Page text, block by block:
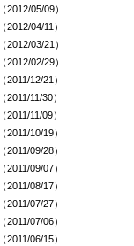
（2012/05/09）
（2012/04/11）
（2012/03/21）
（2012/02/29）
（2011/12/21）
（2011/11/30）
（2011/11/09）
（2011/10/19）
（2011/09/28）
（2011/09/07）
（2011/08/17）
（2011/07/27）
（2011/07/06）
（2011/06/15）